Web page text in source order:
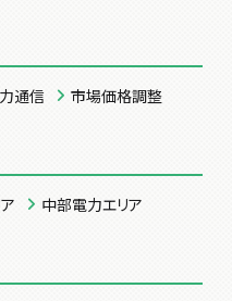
通信 市場価格調整
中部電力エリア